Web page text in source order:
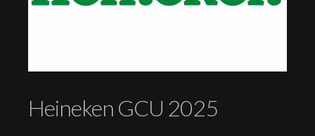
Heineken GCU 2025